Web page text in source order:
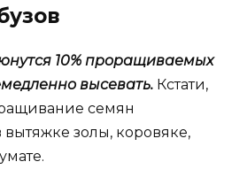
10% проращиваемых
высевать. Кстати,
семян
золы, коровяке,